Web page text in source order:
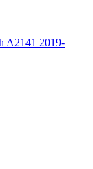
A2141 2019-